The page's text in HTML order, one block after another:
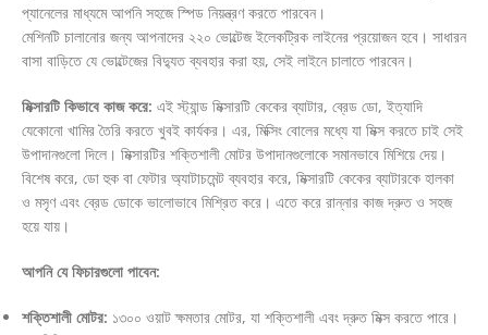
প্যানেলের মাধ্যমে আপনি সহজে স্পিড নিয়ন্ত্রণ করতে পারবেন।
মেশিনটি চালানোর জন্য আপনাদের ২২০ ভোল্টেজ ইলেকট্রিক লাইনের প্রয়োজন হবে। সাধারন
বাসা বাড়িতে যে ভোল্টেজের বিদ্যুত ব্যবহার করা হয়, সেই লাইনে চালাতে পারবেন।
মিক্সারটি কিভাবে কাজ করে: এই স্ট্যান্ড মিক্সারটি কেকের ব্যাটার, ব্রেড ডো, ইত্যাদি
যেকোনো খামির তৈরি করতে খুবই কার্যকর। এর, মিক্সিং বোলের মধ্যে যা মিক্স করতে চাই সেই
উপাদানগুলো দিলে। মিক্সারটির শক্তিশালী মোটর উপাদানগুলোকে সমানভাবে মিশিয়ে দেয়।
বিশেষ করে, ডো হুক বা ফেটার অ্যাটাচমেন্ট ব্যবহার করে, মিক্সারটি কেকের ব্যাটারকে হালকা
ও মসৃণ এবং ব্রেড ডোকে ভালোভাবে মিশ্রিত করে। এতে করে রান্নার কাজ দ্রুত ও সহজ
হয়ে যায়।
আপনি যে ফিচারগুলো পাবেন:
শক্তিশালী মোটর: ১৩০০ ওয়াট ক্ষমতার মোটর, যা শক্তিশালী এবং দ্রুত মিক্স করতে পারে।